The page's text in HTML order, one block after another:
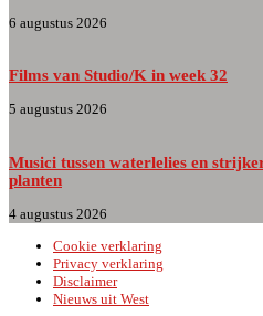
6 augustus 2026
Films van Studio/K in week 32
5 augustus 2026
Musici tussen waterlelies en
planten
4 augustus 2026
Cookie verklaring
Privacy verklaring
Disclaimer
Nieuws uit West